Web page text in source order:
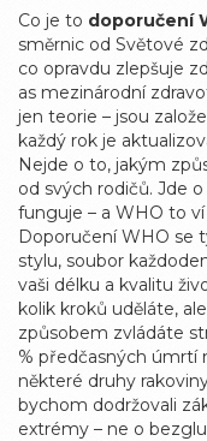
Co je to doporučení
směrnic od Světové
co opravdu zlepšuje
as mezinárodní
jen teorie – jsou
každý rok je
Nejde o to, jakým
od svých rodičů. Jde
funguje – a WHO to
Doporučení WHO se
stylu, soubor
vaši délku a kvalitu
kolik kroků uděláte,
způsobem zvládáte
% předčasných úmrtí
některé druhy
bychom dodržovali
extrémy – ne o